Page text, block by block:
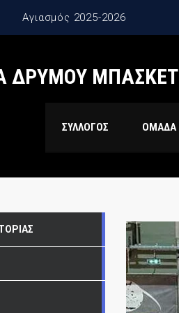
ΔΡΥΜΟΥ ΜΠΑΣΚΕΤ
ΣΥΛΛΟΓΟΣ ΟΜΑΔΑ